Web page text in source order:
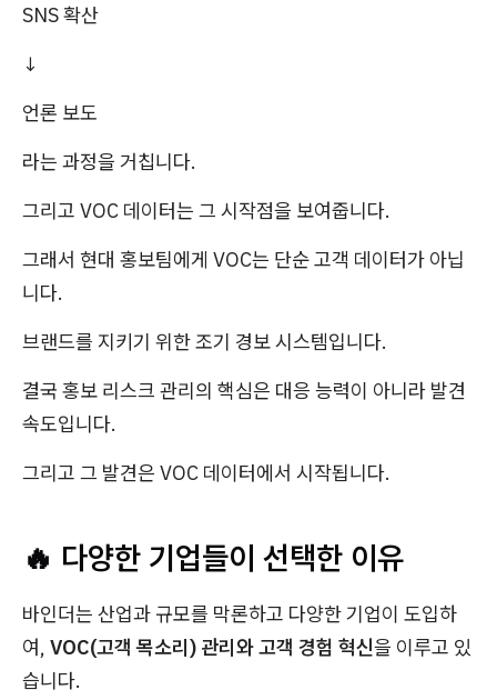
SNS 확산
↓
언론 보도
라는 과정을 거칩니다.
그리고 VOC 데이터는 그 시작점을 보여줍니다.
그래서 현대 홍보팀에게 VOC는 단순 고객 데이터가 아닙
니다.
브랜드를 지키기 위한 조기 경보 시스템입니다.
결국 홍보 리스크 관리의 핵심은 대응 능력이 아니라 발견
속도입니다.
그리고 그 발견은 VOC 데이터에서 시작됩니다.
🔥 다양한 기업들이 선택한 이유
바인더는 산업과 규모를 막론하고 다양한 기업이 도입하
여, VOC(고객 목소리) 관리와 고객 경험 혁신을 이루고 있
습니다.